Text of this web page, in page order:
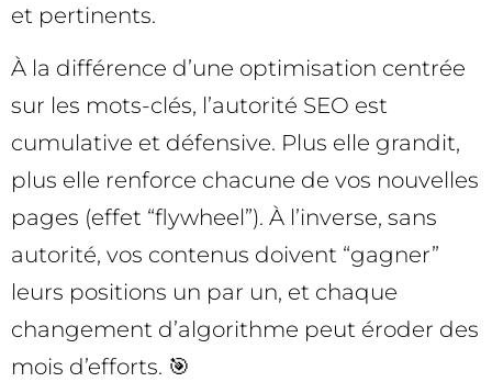
et pertinents.
À la différence d’une optimisation centrée
sur les mots-clés, l’autorité SEO est
cumulative et défensive. Plus elle grandit,
plus elle renforce chacune de vos nouvelles
pages (effet “flywheel”). À l’inverse, sans
autorité, vos contenus doivent “gagner”
leurs positions un par un, et chaque
changement d’algorithme peut éroder des
mois d’efforts. 🎯